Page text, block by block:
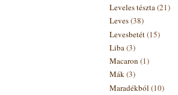
Leveles tészta(21)
Leves(38)
Levesbetét(15)
Liba(3)
Macaron (1)
Mák(3)
Maradékból (10)